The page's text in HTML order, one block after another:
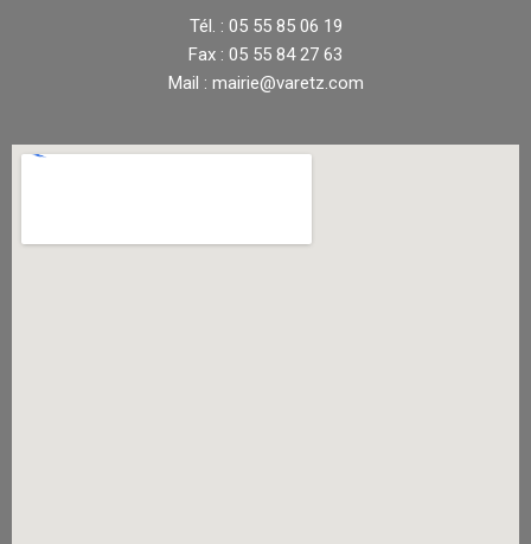
Tél. : 05 55 85 06 19
Fax : 05 55 84 27 63
Mail : mairie@varetz.com